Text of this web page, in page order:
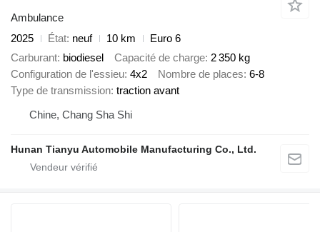
Ambulance
2025
État neuf 10 km
Euro 6
Carburant biodiesel Capacité de charge 2 350 kg
Configuration de l'essieu 4x2 Nombre de places 6-8
Type de transmission traction avant
Chine, Chang Sha Shi
Hunan Tianyu Automobile Manufacturing Co., Ltd.